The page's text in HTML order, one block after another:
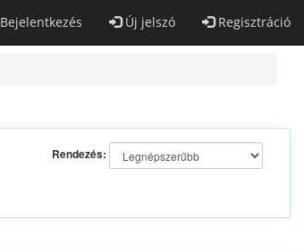
Bejelentkezés Új jelszó Regisztráció
Rendezés: